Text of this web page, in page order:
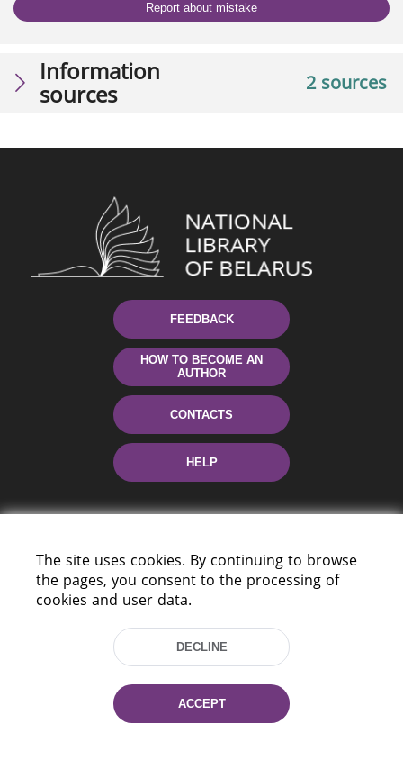
Report about mistake
2 sources
Information
sources
FEEDBACK
HOW TO BECOME AN
AUTHOR
CONTACTS
HELP
220114, Niezaležnasci Ave. 116, Minsk,
Fax: (+375 17) 368 97 06
E-mail: inbox@nlb.by
The site uses cookies. By continuing to browse
the pages, you consent to the processing of
cookies and user data.
DECLINE
ACCEPT